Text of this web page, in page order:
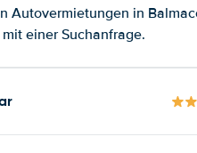
Autovermietungen in
einer Suchanfrage.